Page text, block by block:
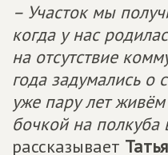
– Участок мы
когда у нас
на отсутствие
года задумались о
уже пару лет
бочкой на полкуба
рассказывает